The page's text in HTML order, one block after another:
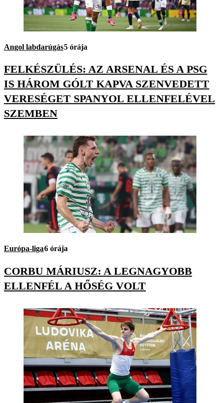
Angol labdarúgás5 órája
FELKÉSZÜLÉS: AZ ARSENAL ÉS A PSG
IS HÁROM GÓLT KAPVA SZENVEDETT
VERESÉGET SPANYOL ELLENFELÉVEL
SZEMBEN
Európa-liga6 órája
CORBU MÁRIUSZ: A LEGNAGYOBB
ELLENFÉL A HŐSÉG VOLT